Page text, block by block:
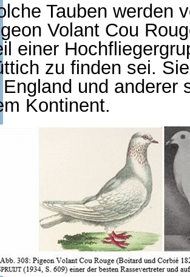
Tauben werden
Volant Cou
einer
zu finden sei.
England und anderer
Kontinent.